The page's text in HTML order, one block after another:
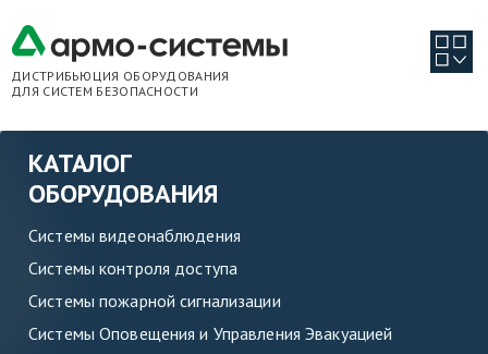
ДИСТРИБЬЮЦИЯ ОБОРУДОВАНИЯ
ДЛЯ СИСТЕМ БЕЗОПАСНОСТИ
КАТАЛОГ
ОБОРУДОВАНИЯ
Системы видеонаблюдения
Системы контроля доступа
Системы пожарной сигнализации
Системы Оповещения и Управления Эвакуацией